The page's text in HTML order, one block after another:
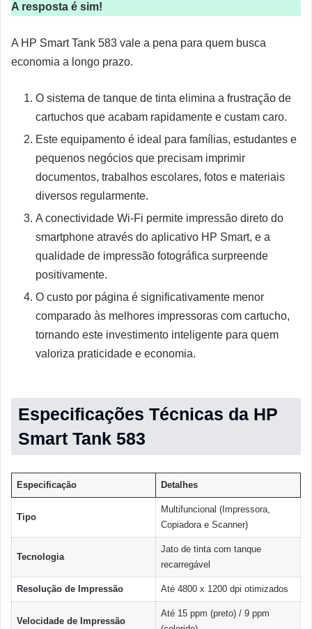
A resposta é sim!
A HP Smart Tank 583 vale a pena para quem busca
economia a longo prazo.
O sistema de tanque de tinta elimina a frustração de
cartuchos que acabam rapidamente e custam caro.
Este equipamento é ideal para famílias, estudantes e
pequenos negócios que precisam imprimir
documentos, trabalhos escolares, fotos e materiais
diversos regularmente.
A conectividade Wi-Fi permite impressão direto do
smartphone através do aplicativo HP Smart, e a
qualidade de impressão fotográfica surpreende
positivamente.
O custo por página é significativamente menor
comparado às melhores impressoras com cartucho,
tornando este investimento inteligente para quem
valoriza praticidade e economia.
Especificações Técnicas da HP
Smart Tank 583
Especificação Detalhes
Tipo
Multifuncional (Impressora,
Copiadora e Scanner)
Tecnologia
Jato de tinta com tanque
recarregável
Resolução de Impressão Até 4800 x 1200 dpi otimizados
Velocidade de Impressão
Até 15 ppm (preto) / 9 ppm